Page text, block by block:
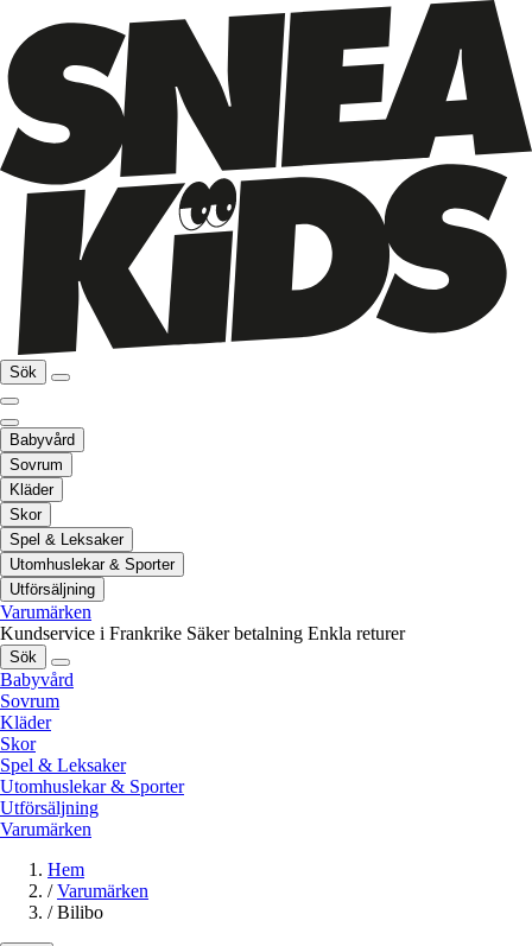
Sök
Babyvård
Sovrum
Kläder
Skor
Spel & Leksaker
Utomhuslekar & Sporter
Utförsäljning
Varumärken
Kundservice i Frankrike Säker betalning Enkla returer
Sök
Babyvård
Sovrum
Kläder
Skor
Spel & Leksaker
Utomhuslekar & Sporter
Utförsäljning
Varumärken
Hem
/ Varumärken
/ Bilibo